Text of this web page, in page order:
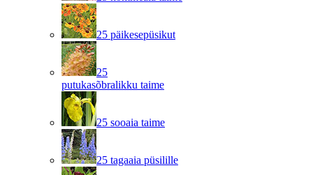
25 päikesepüsikut
25
putukasõbralikku taime
25 sooaia taime
25 tagaaia püsilille